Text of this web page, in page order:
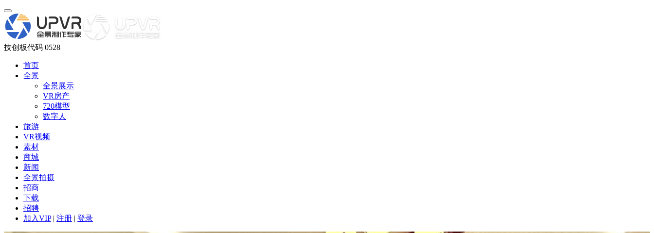
技创板代码 0528
首页
全景
全景展示
VR房产
720模型
数字人
旅游
VR视频
素材
商城
新闻
全景拍摄
招商
下载
招聘
加入VIP | 注册 | 登录